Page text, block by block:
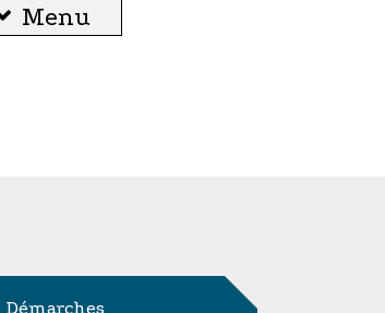
Menu
Démarches